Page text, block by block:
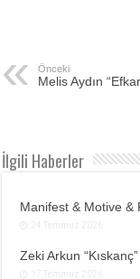
Önceki
Melis Aydın
İlgili Haberler
Manifest & Motive &
Zeki Arkun “Kıskanç”